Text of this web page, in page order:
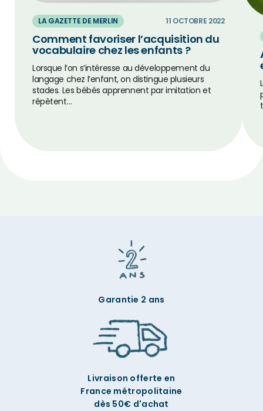
LA GAZETTE DE MERLIN 11 OCTOBRE 2022
Comment favoriser l’acquisition du
vocabulaire chez les enfants ?
Lorsque l’on s’intéresse au développement du
langage chez l’enfant, on distingue plusieurs
stades. Les bébés apprennent par imitation et
répètent…
Garantie 2 ans
Livraison offerte en
France métropolitaine
dès 50€ d'achat